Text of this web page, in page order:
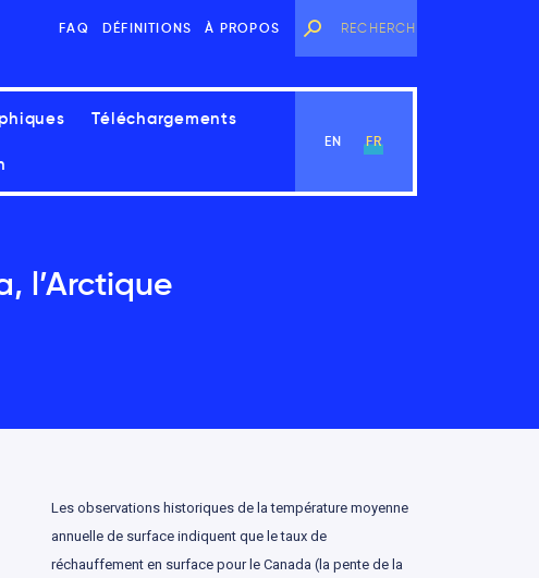
FAQ DÉFINITIONS À PROPOS
Téléchargements
EN FR
l’Arctique
Les observations historiques de la température moyenne
annuelle de surface indiquent que le taux de
réchauffement en surface pour le Canada (la pente de la